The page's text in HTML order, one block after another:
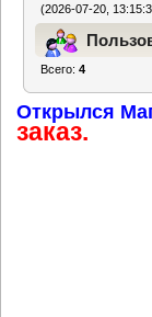
(2026-07-20,
Всего:4
Открылся
заказ.